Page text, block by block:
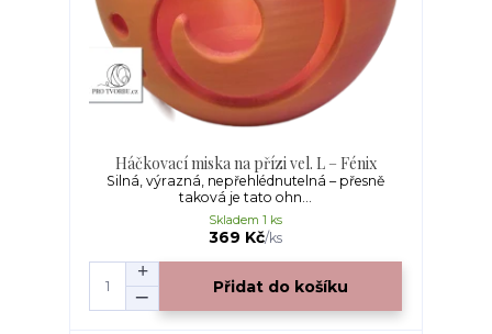
Háčkovací miska na přízi vel. L – Fénix
Silná, výrazná, nepřehlédnutelná – přesně
taková je tato ohn...
369 Kč/ks
Skladem 1 ks
Přidat do košíku